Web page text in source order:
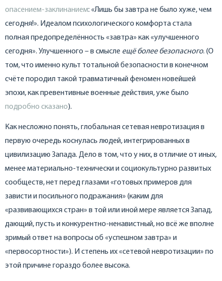
опасением-заклинанием: «Лишь бы завтра не было хуже, чем
сегодня!». Идеалом психологического комфорта стала
полная предопределённость «завтра» как «улучшенного
сегодня». Улучшенного – в смысле ещё более безопасного. (О
том, что именно культ тотальной безопасности в конечном
счёте породил такой травматичный феномен новейшей
эпохи, как превентивные военные действия, уже было
подробно сказано).
Как несложно понять, глобальная сетевая невротизация в
первую очередь коснулась людей, интегрированных в
цивилизацию Запада. Дело в том, что у них, в отличие от иных,
менее материально-технически и социокультурно развитых
сообществ, нет перед глазами «готовых примеров для
зависти и посильного подражания» (каким для
«развивающихся стран» в той или иной мере является Запад,
дающий, пусть и конкурентно-ненавистный, но всё же вполне
зримый ответ на вопросы об «успешном завтра» и
«первосортности»). И степень их «сетевой невротизации» по
этой причине гораздо более высока.